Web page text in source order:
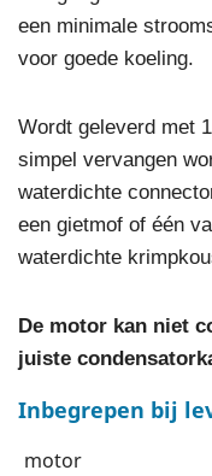
een minimale
voor goede koeling.
Wordt geleverd met
simpel vervangen
waterdichte
een gietmof of één
waterdichte
De motor kan niet
juiste
Inbegrepen bij
motor